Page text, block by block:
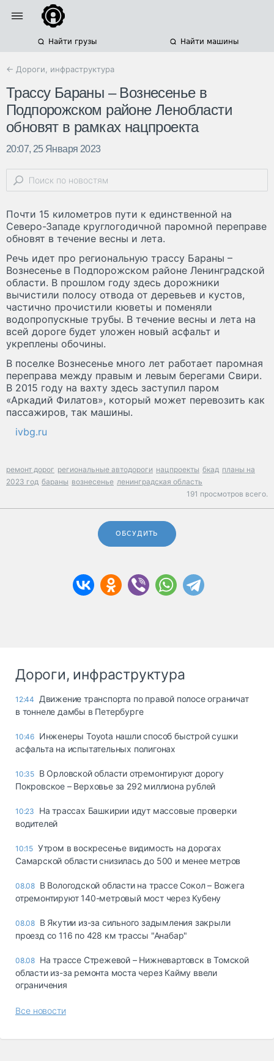
Найти грузы Найти машины
← Дороги, инфраструктура
Трассу Бараны – Вознесенье в
Подпорожском районе Ленобласти
обновят в рамках нацпроекта
20:07, 25 Января 2023
Почти 15 километров пути к единственной на
Северо-Западе круглогодичной паромной переправе
обновят в течение весны и лета.
Речь идет про региональную трассу Бараны –
Вознесенье в Подпорожском районе Ленинградской
области. В прошлом году здесь дорожники
вычистили полосу отвода от деревьев и кустов,
частично прочистили кюветы и поменяли
водопропускные трубы. В течение весны и лета на
всей дороге будет уложен новый асфальт и
укреплены обочины.
В поселке Вознесенье много лет работает паромная
переправа между правым и левым берегами Свири.
В 2015 году на вахту здесь заступил паром
«Аркадий Филатов», который может перевозить как
пассажиров, так машины.
ivbg.ru
ремонт дорог региональные автодороги нацпроекты бкад планы на
2023 год бараны вознесенье ленинградская область
191 просмотров всего.
ОБСУДИТЬ
Дороги, инфраструктура
12:44
Движение транспорта по правой полосе ограничат
в тоннеле дамбы в Петербурге
10:46 Инженеры Toyota нашли способ быстрой сушки
асфальта на испытательных полигонах
10:35 В Орловской области отремонтируют дорогу
Покровское – Верховье за 292 миллиона рублей
10:23
На трассах Башкирии идут массовые проверки
водителей
10:15 Утром в воскресенье видимость на дорогах
Самарской области снизилась до 500 и менее метров
08.08 В Вологодской области на трассе Сокол – Вожега
отремонтируют 140-метровый мост через Кубену
08.08 В Якутии из-за сильного задымления закрыли
проезд со 116 по 428 км трассы "Анабар"
08.08 На трассе Стрежевой – Нижневартовск в Томской
области из-за ремонта моста через Кайму ввели
ограничения
Все новости